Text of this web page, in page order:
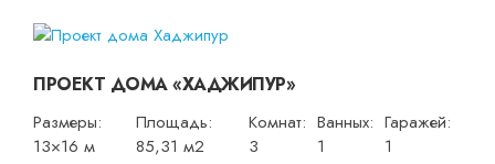
ПРОЕКТ ДОМА «ХАДЖИПУР»
Размеры:
13×16 м
Площадь:
85,31 м2
Комнат:
3
Ванных:
1
Гаражей:
1